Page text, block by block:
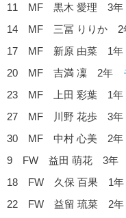
11 MF 黒木 愛理 3
14 MF 三冨 りりか
17 MF 新原 由菜 1
20 MF 吉満 凜 2年
23 MF 上田 彩葉 1
27 MF 川野 花歩 3
30 MF 中村 心美 2
9 FW 益田 萌花 3年
18 FW 久保 百果 1
22 FW 益留 琉菜 2